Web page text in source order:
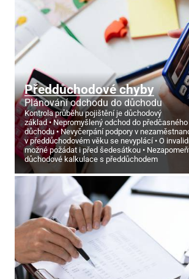
Předdůchodové chyby
Plánování odchodu do důchodu
Kontrola průběhu pojištění je důchodový
základ
Nepromyšlený odchod do předčasného
důchodu
Nevyčerpání podpory v
v předdůchodovém věku se nevyplácí
O
možné požádat i před šedesátkou
důchodové kalkulace s předdůchodem